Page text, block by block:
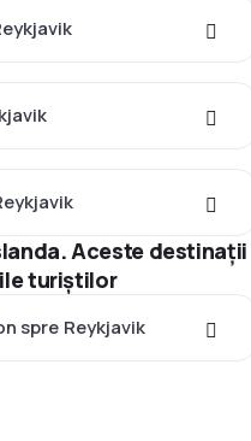
Aceste destinații
turiștilor
spre Reykjavik